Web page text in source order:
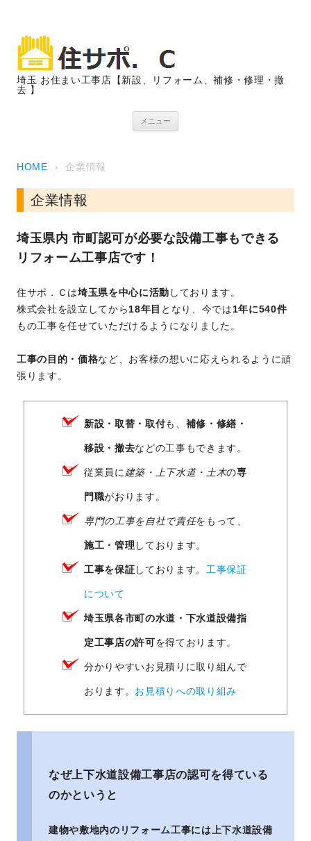
埼玉 お住まい工事店【新設、リフォーム、補修・修理・撤
去 】
メニュー
HOME › 企業情報
企業情報
埼玉県内 市町認可が必要な設備工事もできる
リフォーム工事店です！
住サポ．Ｃは埼玉県を中心に活動 しております。
株式会社を設立してから18年目 となり、今では1年に540件
もの工事を任せていただけるようになりました。
工事の目的・価格など、お客様の想いに応えられるように頑
張ります。
新設・取替・取付も、 補修・修繕・
移設・撤去などの工事もできます。
従業員に 建築・上下水道・土木の専
門職がおります。
専門の工事を自社で責任をもって、
施工・管理しております。
工事を保証しております。 工事保証
について
埼玉県各市町の水道・下水道設備指
定工事店の許可を得ております。
分かりやすいお見積りに取り組んで
おります。 お見積りへの取り組み
なぜ上下水道設備工事店の認可を得ている
のかというと
建物や敷地内のリフォーム工事には上下水道設備